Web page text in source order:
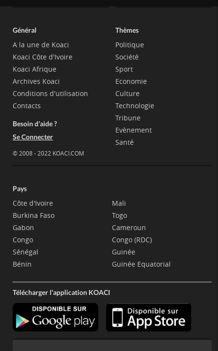
Général
A la une de Koaci
Koaci Côte d'Ivoire
Koaci Afrique
Archives Koaci
Conditions d'utilisation
Contacts
Besoin d'aide ?
Se Connecter
© 2008 - 2022 KOACI.COM
Thèmes
Politique
Société
Sport
Economie
Culture
Technologie
Tribune
Evènement
Santé
Pays
Côte d'Ivoire
Burkina Faso
Gabon
Congo
Sénégal
Bénin
Mali
Togo
Cameroun
Congo (RDC)
Guinée
Guinée Equatorial
Télécharger l'application KOACI